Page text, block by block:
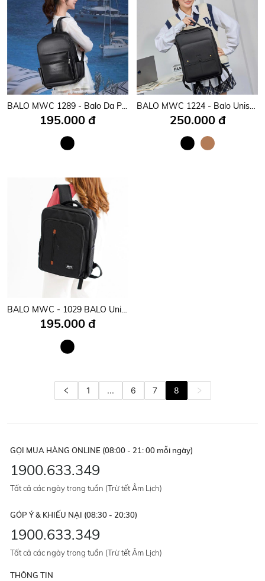
195.000 đ 250.000 đ
BALO MWC - 1029 BALO Unisex Thời Trang Chống Sock,Chống Nước,Nhiều Ngăn, Đựng Laptop,Mang Đi Học,Đi Làm,Đi Chơi
195.000 đ
1 ... 6 7 8
GỌI MUA HÀNG ONLINE (08:00 - 21: 00 mỗi ngày)
1900.633.349
Tất cả các ngày trong tuần (Trừ tết Âm Lịch)
GÓP Ý & KHIẾU NẠI (08:30 - 20:30)
1900.633.349
Tất cả các ngày trong tuần (Trừ tết Âm Lịch)
THÔNG TIN